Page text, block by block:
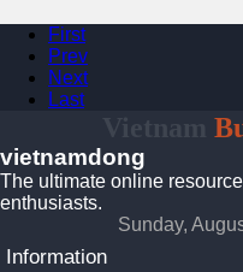
First
Prev
Next
Last
vietnamdong
The ultimate online
enthusiasts.
Sunday,
Information